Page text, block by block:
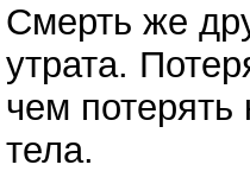
Смерть же
утрата.
чем потерять
тела.